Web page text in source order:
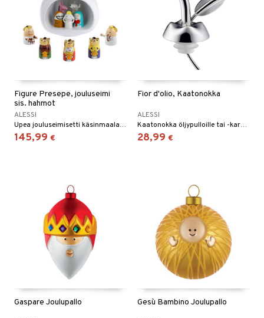
Figure Presepe, jouluseimi
sis. hahmot
ALESSI
Upea jouluseimisetti käsinmaalatuin hahmoin.
145,99 €
Fior d'olio, Kaatonokka
ALESSI
Kaatonokka öljypulloille tai -karahveille upeassa muotoilussa.
28,99 €
Gaspare Joulupallo Gesù Bambino Joulupallo